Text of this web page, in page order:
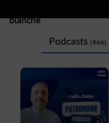
blanche"
Podcasts (466)